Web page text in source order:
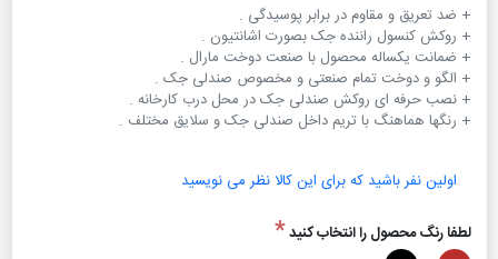
+ رنگها هماهنگ با تریم داخل صندلی جک و سلایق مختلف .
اولین نفر باشید که برای این کالا نظر می نویسید
لطفا رنگ محصول را انتخاب کنید*